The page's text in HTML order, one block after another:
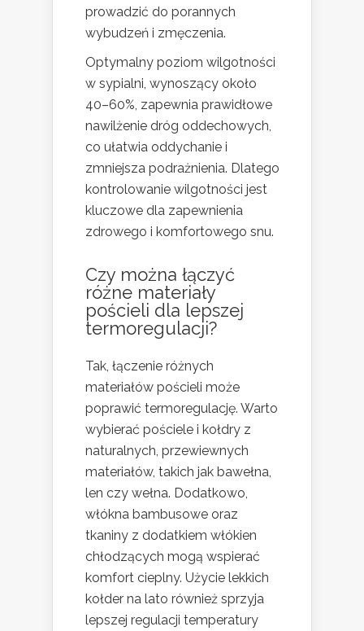
prowadzić do porannych
wybudzeń i zmęczenia.
Optymalny poziom wilgotności
w sypialni, wynoszący około
40–60%, zapewnia prawidłowe
nawilżenie dróg oddechowych,
co ułatwia oddychanie i
zmniejsza podrażnienia. Dlatego
kontrolowanie wilgotności jest
kluczowe dla zapewnienia
zdrowego i komfortowego snu.
Czy można łączyć
różne materiały
pościeli dla lepszej
termoregulacji?
Tak, łączenie różnych
materiałów pościeli może
poprawić termoregulację. Warto
wybierać pościele i kołdry z
naturalnych, przewiewnych
materiałów, takich jak bawełna,
len czy wełna. Dodatkowo,
włókna bambusowe oraz
tkaniny z dodatkiem włókien
chłodzących mogą wspierać
komfort cieplny. Użycie lekkich
kołder na lato również sprzyja
lepszej regulacji temperatury